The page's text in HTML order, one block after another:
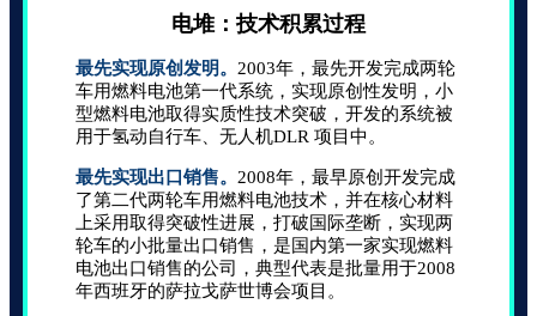
电堆：技术积累过程
最先实现原创发明。 2003年，最先开发完成两轮
车用燃料电池第一代系统，实现原创性发明，小
型燃料电池取得实质性技术突破，开发的系统被
用于氢动自行车、无人机DLR 项目中。
最先实现出口销售。 2008年，最早原创开发完成
了第二代两轮车用燃料电池技术，并在核心材料
上采用取得突破性进展，打破国际垄断，实现两
轮车的小批量出口销售，是国内第一家实现燃料
电池出口销售的公司，典型代表是批量用于2008
年西班牙的萨拉戈萨世博会项目。